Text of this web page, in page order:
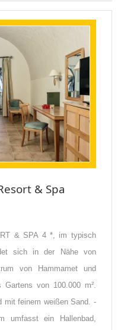
& Spa
& SPA 4 *, im typisch
sich in der Nähe von
von Hammamet und
von 100.000 m².
mit feinem weißen Sand. -
umfasst ein Hallenbad,